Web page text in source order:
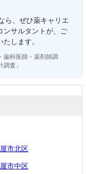
ら、ぜひ薬キャリエ
ンサルタントが、ご
します。
歯科医師・薬剤師調
査」
市北区
市中区